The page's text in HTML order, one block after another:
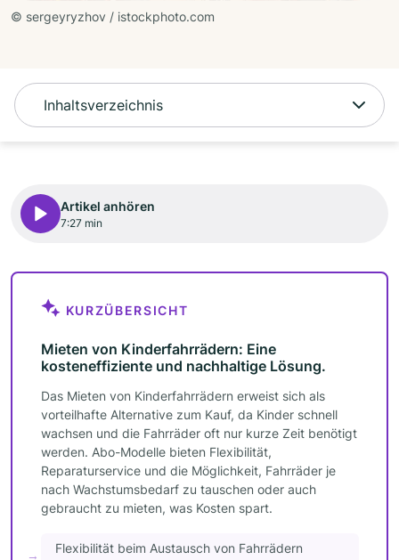
© sergeyryzhov / istockphoto.com
Inhaltsverzeichnis
Artikel anhören
7:27 min
KURZÜBERSICHT
Mieten von Kinderfahrrädern: Eine
kosteneffiziente und nachhaltige Lösung.
Das Mieten von Kinderfahrrädern erweist sich als
vorteilhafte Alternative zum Kauf, da Kinder schnell
wachsen und die Fahrräder oft nur kurze Zeit benötigt
werden. Abo-Modelle bieten Flexibilität,
Reparaturservice und die Möglichkeit, Fahrräder je
nach Wachstumsbedarf zu tauschen oder auch
gebraucht zu mieten, was Kosten spart.
Flexibilität beim Austausch von Fahrrädern